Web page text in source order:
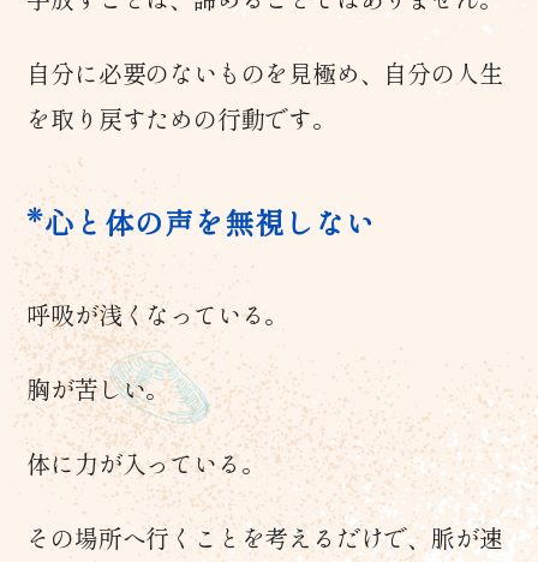
自分に必要のないものを見極め、自分の人生
を取り戻すための行動です。
心と体の声を無視しない
呼吸が浅くなっている。
胸が苦しい。
体に力が入っている。
その場所へ行くことを考えるだけで、脈が速